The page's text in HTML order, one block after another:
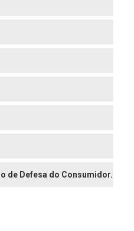
de Defesa do Consumidor.